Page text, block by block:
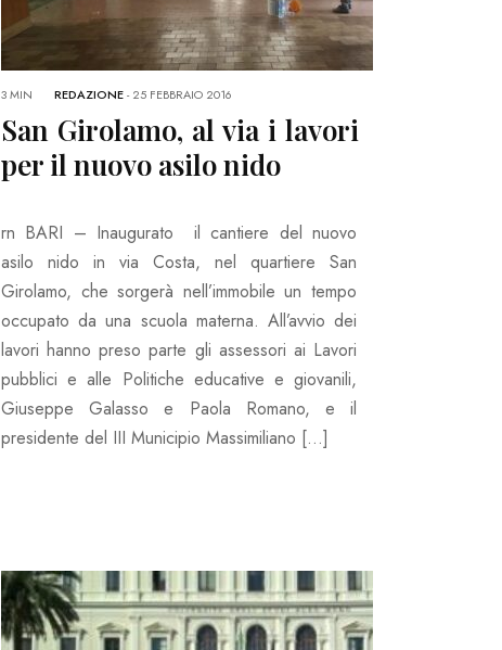
REDAZIONE-25 FEBBRAIO 2016
3 MIN
San Girolamo, al via i lavori
per il nuovo asilo nido
rn BARI – Inaugurato il cantiere del nuovo
asilo nido in via Costa, nel quartiere San
Girolamo, che sorgerà nell’immobile un tempo
occupato da una scuola materna. All’avvio dei
lavori hanno preso parte gli assessori ai Lavori
pubblici e alle Politiche educative e giovanili,
Giuseppe Galasso e Paola Romano, e il
presidente del III Municipio Massimiliano […]